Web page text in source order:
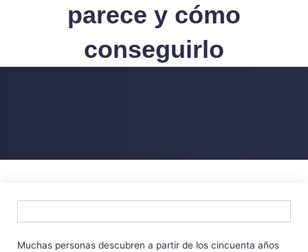
parece y cómo
conseguirlo
Muchas personas descubren a partir de los cincuenta años